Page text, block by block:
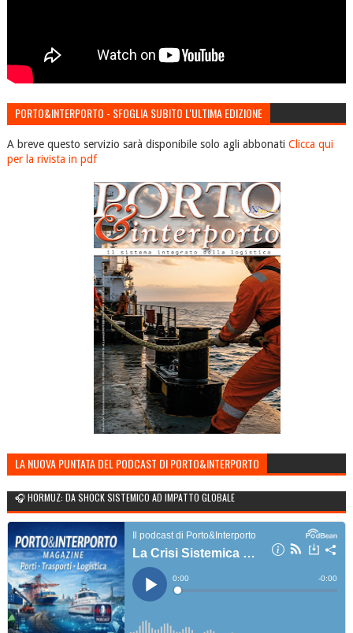
PORTO&INTERPORTO - SFOGLIA SUBITO L'ULTIMA EDIZIONE
A breve questo servizio sarà disponibile solo agli abbonati Clicca qui
per la rivista in pdf
LA NUOVA PUNTATA DEL PODCAST DI PORTO&INTERPORTO
🎧 HORMUZ: DA SHOCK SISTEMICO AD IMPATTO GLOBALE